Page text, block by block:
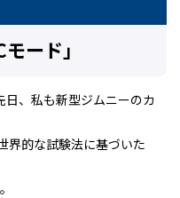
レンタカー約款
ス
入札関係短期カーリース
ード」
、私も新型ジムニーのカ
界的な試験法に基づいた